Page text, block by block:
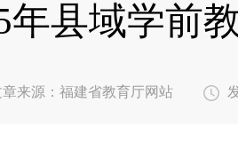
年县域学前
章来源：福建省教育厅网站